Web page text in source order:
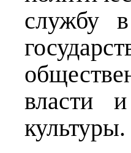
службу
власти
культуры.